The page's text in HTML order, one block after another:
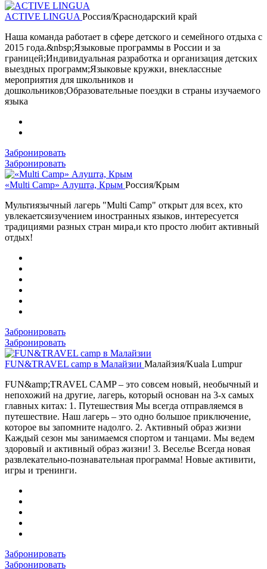
ACTIVE LINGUAРоссия/Краснодарский край
Наша команда работает в сфере детского и семейного отдыха с
2015 года.&nbsp;Языковые программы в России и за
границей;Индивидуальная разработка и организация детских
выездных программ;Языковые кружки, внеклассные
мероприятия для школьников и
дошкольников;Образовательные поездки в страны изучаемого
языка
Забронировать
Забронировать
«Multi Camp» Алушта, Крым Россия/Крым
Мультиязычный лагерь "Multi Camp" открыт для всех, кто
увлекаетсяизучением иностранных языков, интересуется
традициями разных стран мира,и кто просто любит активный
отдых!
Забронировать
Забронировать
FUN&TRAVEL camp в Малайзии Малайзия/Kuala Lumpur
FUN&amp;TRAVEL CAMP – это совсем новый, необычный и
непохожий на другие, лагерь, который основан на 3-х самых
главных китах: 1. Путешествия Мы всегда отправляемся в
путешествие. Наш лагерь – это одно большое приключение,
которое вы запомните надолго. 2. Активный образ жизни
Каждый сезон мы занимаемся спортом и танцами. Мы ведем
здоровый и активный образ жизни! 3. Веселье Всегда новая
развлекательно-познавательная программа! Новые активити,
игры и тренинги.
Забронировать
Забронировать